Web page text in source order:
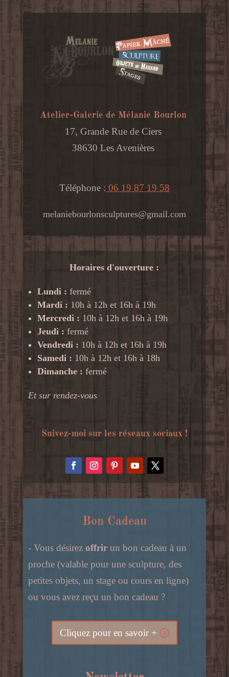
"Souricette"
Atelier-Galerie de Mélanie Bourlon
17, Grande Rue de Ciers
38630 Les Avenières
Téléphone : 06 19 87 19 58
melaniebourlonsculptures@gmail.com
Horaires d'ouverture :
Lundi : fermé
Mardi : 10h à 12h et 16h à 19h
Mercredi : 10h à 12h et 16h à 19h
Jeudi : fermé
Vendredi : 10h à 12h et 16h à 19h
Samedi : 10h à 12h et 16h à 18h
Dimanche : fermé
Et sur rendez-vous
Suivez-moi sur les réseaux sociaux !
Bon Cadeau
- Vous désirez offrir un bon cadeau à un
proche (valable pour une sculpture, des
petites objets, un stage ou cours en ligne)
ou vous avez reçu un bon cadeau ?
Cliquez pour en savoir +